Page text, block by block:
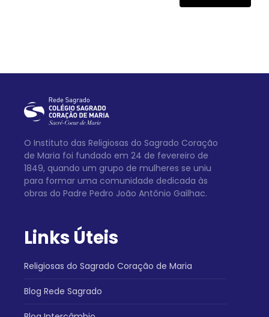
O Instituto das Religiosas do Sagrado Coração
de Maria foi fundado em 24 de fevereiro de
1849, quando um grupo de mulheres se uniu
para formar uma comunidade dedicada às
obras do Padre Pedro João Antônio Gailhac.
Links Úteis
Religiosas do Sagrado Coração de Maria
Blog Rede Sagrado